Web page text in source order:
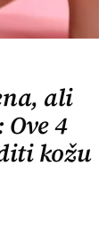
ali
4
kožu